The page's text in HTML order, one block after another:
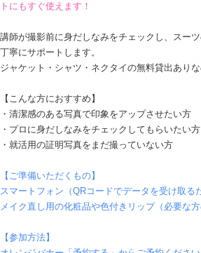
トにもすぐ使えます！
講師が撮影前に身だしなみをチェックし、スー
丁寧にサポートします。
ジャケット・シャツ・ネクタイの無料貸出あり
【こんな方におすすめ】
・清潔感のある写真で印象をアップさせたい方
・プロに身だしなみをチェックしてもらいたい方
・就活用の証明写真をまだ撮っていない方
【ご準備いただくもの】
スマートフォン（QRコードでデータを受け取る
メイク直し用の化粧品や色付きリップ（必要な方
【参加方法】